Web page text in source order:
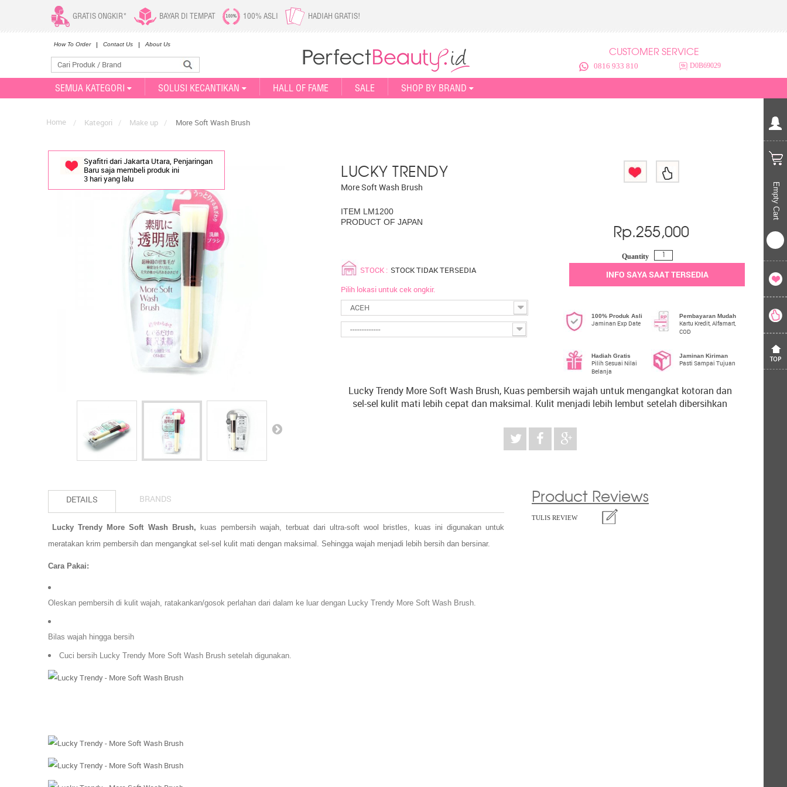
Empty Cart
GRATIS ONGKIR* BAYAR DI TEMPAT 100% ASLI HADIAH GRATIS!
How To Order Contact Us About Us
CUSTOMER SERVICE
0816 933 810 D0B69029
SEMUA KATEGORI SOLUSI KECANTIKAN HALL OF FAME SALE SHOP BY BRAND
Home / Kategori / Make up / More Soft Wash Brush
Syafitri dari Jakarta Utara, Penjaringan
Baru saja membeli produk ini
3 hari yang lalu
LUCKY TRENDY
More Soft Wash Brush
ITEM LM1200
PRODUCT OF JAPAN
STOCK : STOCK TIDAK TERSEDIA
Pilih lokasi untuk cek ongkir.
ACEH
-------------
Rp.255,000
Quantity
INFO SAYA SAAT TERSEDIA
100% Produk Asli
Jaminan Exp Date
Pembayaran Mudah
Kartu Kredit, Alfamart,
COD
Hadiah Gratis
Pilih Sesuai Nilai
Belanja
Jaminan Kiriman
Pasti Sampai Tujuan
Lucky Trendy More Soft Wash Brush, Kuas pembersih wajah untuk mengangkat kotoran dan
sel-sel kulit mati lebih cepat dan maksimal. Kulit menjadi lebih lembut setelah dibersihkan
Product Reviews
TULIS REVIEW
DETAILS BRANDS
Lucky Trendy More Soft Wash Brush, kuas pembersih wajah,terbuat dari ultra-soft wool bristles, kuas ini digunakan untuk
meratakan krim pembersih dan mengangkat sel-sel kulit mati dengan maksimal. Sehingga wajah menjadi lebih bersih dan bersinar.
Cara Pakai:
Oleskan pembersih di kulit wajah, ratakankan/gosok perlahan dari dalam ke luar dengan Lucky Trendy More Soft Wash Brush.
Bilas wajah hingga bersih
Cuci bersih Lucky Trendy More Soft Wash Brush setelah digunakan.